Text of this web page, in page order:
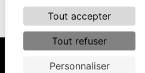
Tout accepter
Tout refuser
Personnaliser